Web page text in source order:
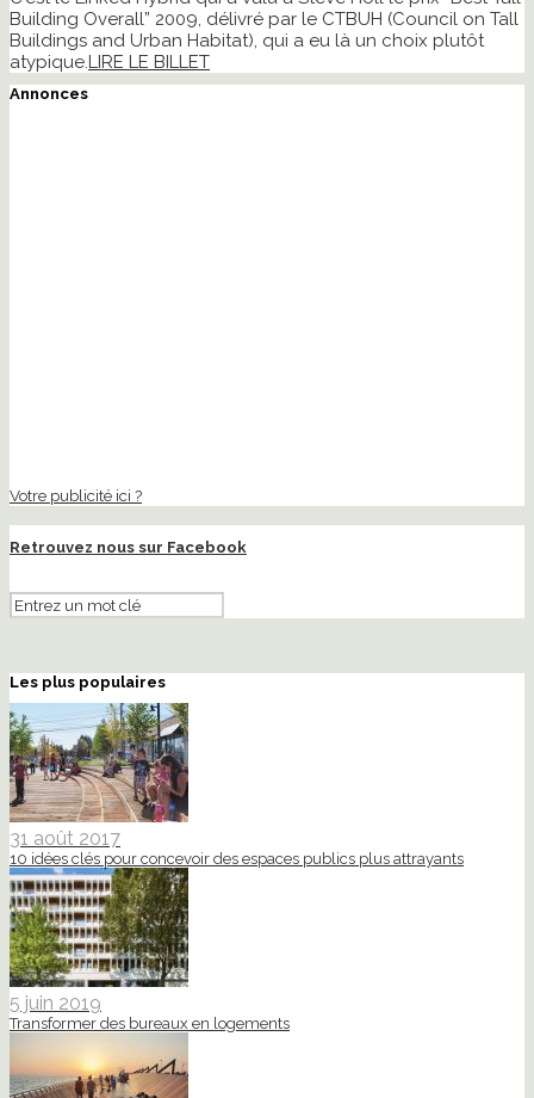
Building Overall” 2009, délivré par le CTBUH (Council on Tall
Buildings and Urban Habitat), qui a eu là un choix plutôt
atypique. LIRE LE BILLET
Annonces
Votre publicité ici ?
Retrouvez nous sur Facebook
Les plus populaires
31 août 2017
10 idées clés pour concevoir des espaces publics plus attrayants
5 juin 2019
Transformer des bureaux en logements